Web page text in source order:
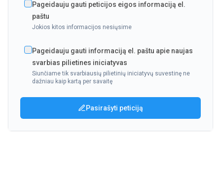
Pageidauju gauti peticijos eigos informaciją el.
paštu
Jokios kitos informacijos nesiųsime
Pageidauju gauti informaciją el. paštu apie naujas
svarbias pilietines iniciatyvas
Siunčiame tik svarbiausių pilietinių iniciatyvų suvestinę ne
dažniau kaip kartą per savaitę
Pasirašyti peticiją